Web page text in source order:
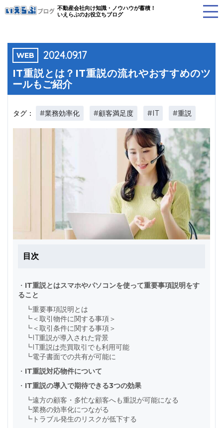
不動産会社向け知識・ノウハウが蓄積！
いえらぶのお役立ちブログ
WEB 2024.09.17
IT重説とは？IT重説の流れやおすすめのツ
ールもご紹介
タグ： #業務効率化 #顧客満足度 #IT #重説
目次
・ IT重説とはスマホやパソコンを使って重要事項説明をす
ること
┗重要事項説明とは
┗＜取引物件に関する事項＞
┗＜取引条件に関する事項＞
┗IT重説が導入された背景
┗IT重説は売買取引でも利用可能
┗電子書面での共有が可能に
・ IT重説対応物件について
・ IT重説の導入で期待できる3つの効果
┗遠方の顧客・多忙な顧客へも重説が可能になる
┗業務の効率化につながる
┗ トラブル発生のリスクが低下する